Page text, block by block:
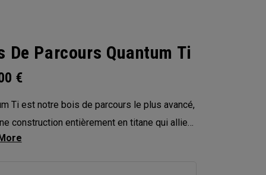
De Parcours Quantum Ti
€
Ti est notre bois de parcours le plus avancé,
construction entièrement en titane qui allie
du modèle Max à l’ADN performant du